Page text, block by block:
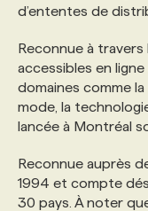
NOS
POURQUOI
NOS TARIFS
FAQ
FAQ
ANNONCEZ
d’ententes de
Reconnue à
accessibles en
domaines comme
mode, la
lancée à Montréal
Reconnue auprès
1994 et compte
30 pays. À noter